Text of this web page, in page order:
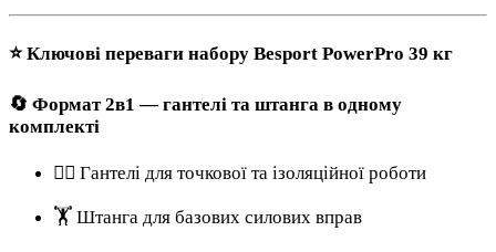
⭐ Ключові переваги набору Besport PowerPro 39 кг
🔄 Формат 2в1 — гантелі та штанга в одному
комплекті
🏋️‍♀️ Гантелі для точкової та ізоляційної роботи
🏋️ Штанга для базових силових вправ